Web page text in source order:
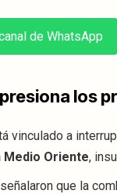
de WhatsApp
los
vinculado a
Oriente,
que la